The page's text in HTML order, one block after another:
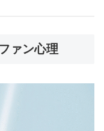
ァン心理